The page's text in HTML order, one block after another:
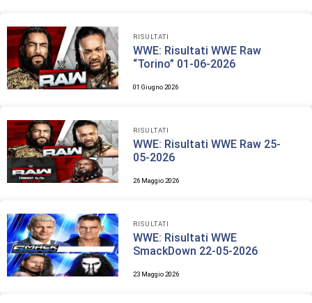
RISULTATI
WWE: Risultati WWE Raw
“Torino” 01-06-2026
01 Giugno 2026
RISULTATI
WWE: Risultati WWE Raw 25-
05-2026
26 Maggio 2026
RISULTATI
WWE: Risultati WWE
SmackDown 22-05-2026
23 Maggio 2026